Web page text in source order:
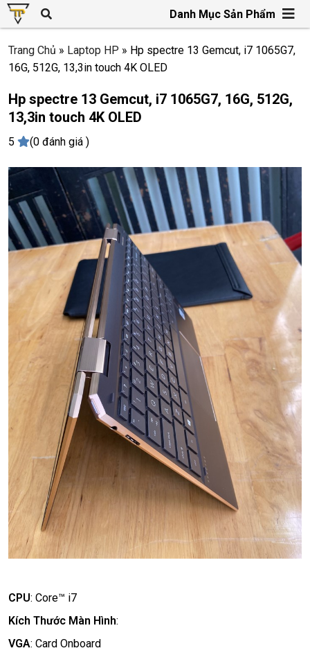
Danh Mục Sản Phẩm
Trang Chủ » Laptop HP » Hp spectre 13 Gemcut, i7 1065G7,
16G, 512G, 13,3in touch 4K OLED
Hp spectre 13 Gemcut, i7 1065G7, 16G, 512G,
13,3in touch 4K OLED
5 (0 đánh giá )
CPU: Core™ i7
Kích Thước Màn Hình:
VGA: Card Onboard